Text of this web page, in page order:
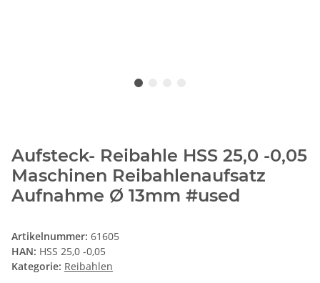
Aufsteck- Reibahle HSS 25,0 -0,05
Maschinen Reibahlenaufsatz
Aufnahme Ø 13mm #used
Artikelnummer: 61605
HAN: HSS 25,0 -0,05
Kategorie: Reibahlen